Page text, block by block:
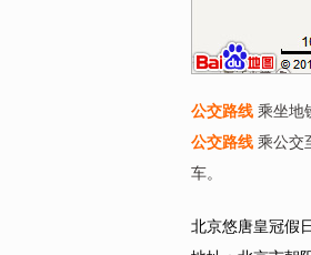
公交路线 乘坐地
公交路线 乘公交
车。
北京悠唐皇冠假